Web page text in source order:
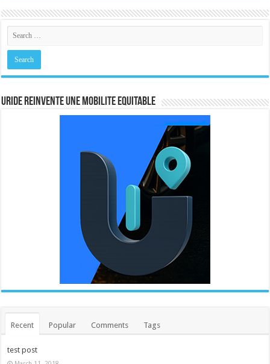
URIDE REINVENTE UNE MOBILITE EQUITABLE
Recent Popular Comments Tags
test post